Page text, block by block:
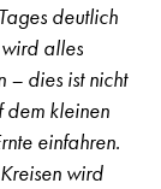
deutlich
alles
– dies ist nicht
dem kleinen
einfahren.
wird